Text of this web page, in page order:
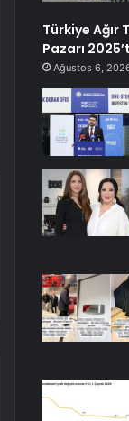
Türkiye Ağır
Pazarı
Ağustos 6,